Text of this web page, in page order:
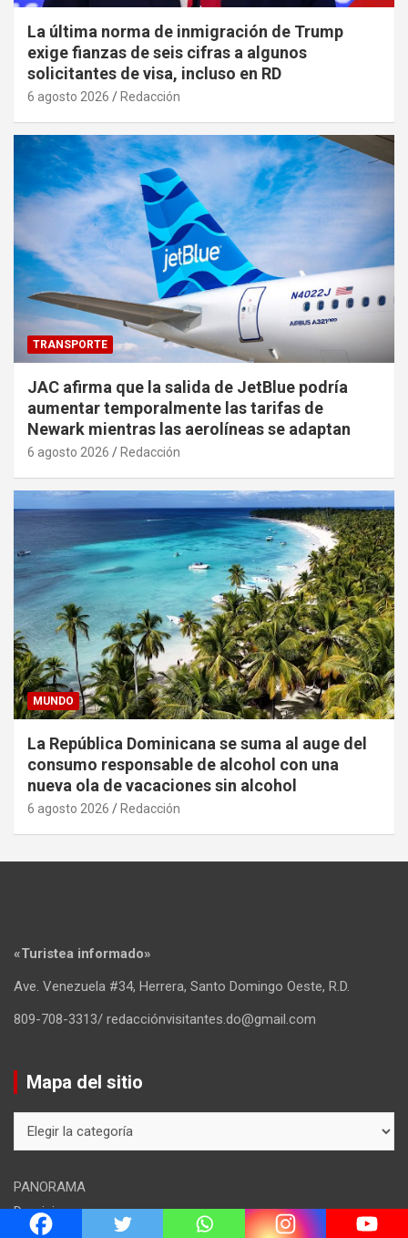
La última norma de inmigración de Trump
exige fianzas de seis cifras a algunos
solicitantes de visa, incluso en RD
6 agosto 2026 Redacción
TRANSPORTE
JAC afirma que la salida de JetBlue podría
aumentar temporalmente las tarifas de
Newark mientras las aerolíneas se adaptan
6 agosto 2026 Redacción
MUNDO
La República Dominicana se suma al auge del
consumo responsable de alcohol con una
nueva ola de vacaciones sin alcohol
6 agosto 2026 Redacción
«Turistea informado»
Ave. Venezuela #34, Herrera, Santo Domingo Oeste, R.D.
809-708-3313/ redacciónvisitantes.do@gmail.com
Mapa del sitio
del
PANORAMA
Dominicana